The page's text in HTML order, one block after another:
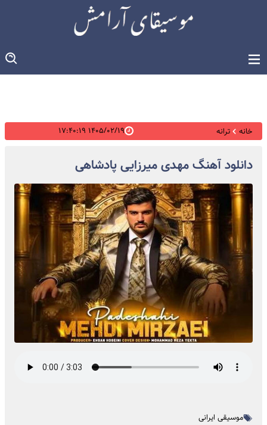
خانه ترانه ۱۴۰۵/۰۲/۱۹ ۱۷:۴۰:۱۹
دانلود آهنگ مهدی میرزایی پادشاهی
موسیقی ایرانی